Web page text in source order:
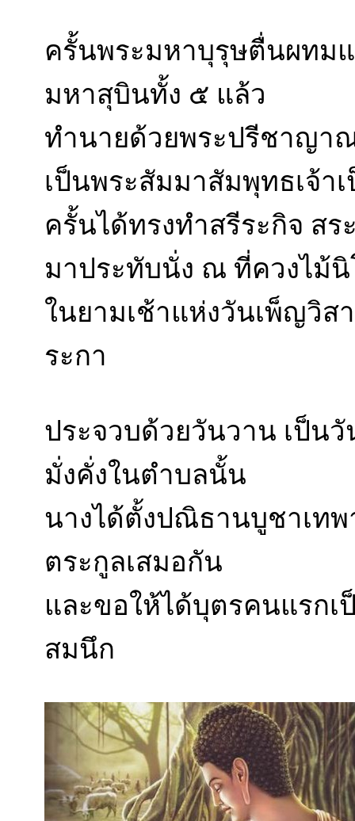
ครั้นพระมหาบุรุษตื่นผทม
มหาสุบินทั้ง ๕ แล้ว
ทำนายด้วยพระปรีชาญาณ
เป็นพระสัมมาสัมพุทธเจ้า
ครั้นได้ทรงทำสรีระกิจ ส
มาประทับนั่ง ณ ที่ควงไม้
ในยามเช้าแห่งวันเพ็ญวิ
ระกา
ประจวบด้วยวันวาน เป็น
มั่งคั่งในตำบลนั้น
นางได้ตั้งปณิธานบูชาเท
ตระกูลเสมอกัน
และขอให้ได้บุตรคนแรก
สมนึก